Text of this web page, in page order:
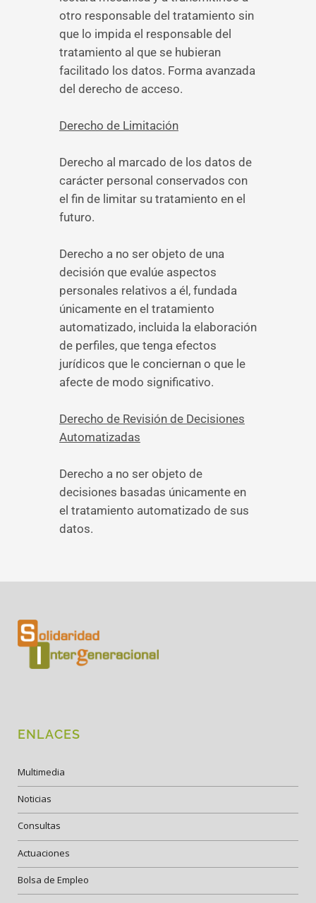
otro responsable del tratamiento sin
que lo impida el responsable del
tratamiento al que se hubieran
facilitado los datos. Forma avanzada
del derecho de acceso.
Derecho de Limitación
Derecho al marcado de los datos de
carácter personal conservados con
el fin de limitar su tratamiento en el
futuro.
Derecho a no ser objeto de una
decisión que evalúe aspectos
personales relativos a él, fundada
únicamente en el tratamiento
automatizado, incluida la elaboración
de perfiles, que tenga efectos
jurídicos que le conciernan o que le
afecte de modo significativo.
Derecho de Revisión de Decisiones
Automatizadas
Derecho a no ser objeto de
decisiones basadas únicamente en
el tratamiento automatizado de sus
datos.
ENLACES
Multimedia
Noticias
Consultas
Actuaciones
Bolsa de Empleo